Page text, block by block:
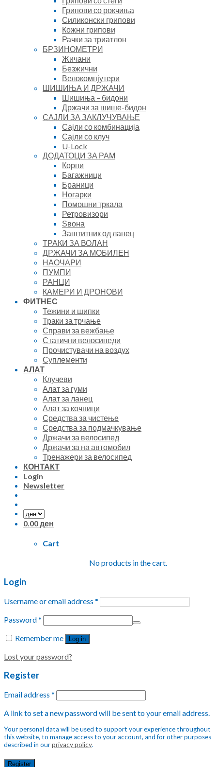
Грипови со рокчиња
Силиконски грипови
Кожни грипови
Рачки за триатлон
БРЗИНОМЕТРИ
Жичани
Безжични
Велокомпјутери
ШИШИЊА И ДРЖАЧИ
Шишиња – бидони
Држачи за шише-бидон
САЈЛИ ЗА ЗАКЛУЧУВАЊЕ
Сајли со комбинација
Сајли со клуч
U-Lock
ДОДАТОЦИ ЗА РАМ
Корпи
Багажници
Браници
Ногарки
Помошни тркала
Ретровизори
Ѕвона
Заштитник од ланец
ТРАКИ ЗА ВОЛАН
ДРЖАЧИ ЗА МОБИЛЕН
НАОЧАРИ
ПУМПИ
РАНЦИ
КАМЕРИ И ДРОНОВИ
ФИТНЕС
Тежини и шипки
Траки за трчање
Справи за вежбање
Статични велосипеди
Прочистувачи на воздух
Суплементи
АЛАТ
Клучеви
Алат за гуми
Алат за ланец
Алат за кочници
Средства за чистење
Средства за подмачкување
Држачи за велосипед
Држачи за на автомобил
Тренажери за велосипед
КОНТАКТ
Login
Newsletter
0.00 ден
Cart
No products in the cart.
Login
Username or email address *
Password*
Remember me
Log in
Lost your password?
Register
Email address *
A link to set a new password will be sent to your email address.
Your personal data will be used to support your experience throughout
this website, to manage access to your account, and for other purposes
described in ourprivacy policy.
Register